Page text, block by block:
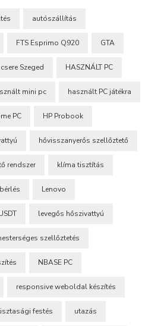
autószállítás
FTS Esprimo Q920 GTA
Szeged HASZNÁLT PC
mini pc használt PC játékra
PC HP Probook
hővisszanyerős szellőztető
rendszer klíma tisztítás
Lenovo
levegős hőszivattyú
szellőztetés
NBASE PC
responsive weboldal készítés
festés utazás